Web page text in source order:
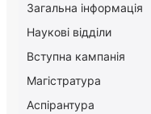
Загальна інформація
Наукові відділи
Вступна кампанія
Магістратура
Аспірантура